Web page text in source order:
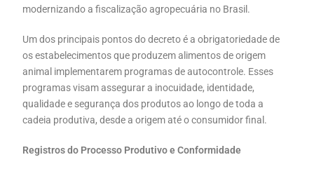
modernizando a fiscalização agropecuária no Brasil.
Um dos principais pontos do decreto é a obrigatoriedade de
os estabelecimentos que produzem alimentos de origem
animal implementarem programas de autocontrole. Esses
programas visam assegurar a inocuidade, identidade,
qualidade e segurança dos produtos ao longo de toda a
cadeia produtiva, desde a origem até o consumidor final.
Registros do Processo Produtivo e Conformidade